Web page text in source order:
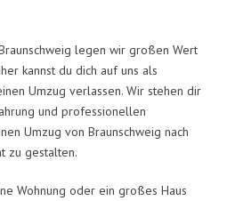
legen wir großen Wert
kannst du dich auf uns als
Umzug verlassen. Wir stehen dir
und professionellen
Umzug von Braunschweig nach
zu gestalten.
Wohnung oder ein großes Haus